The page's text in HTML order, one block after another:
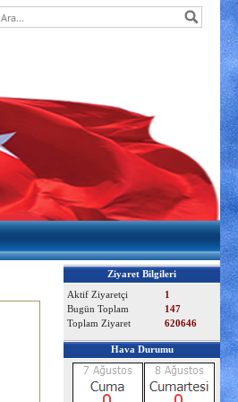
Ziyaret Bilgileri
Aktif Ziyaretçi
1
Bugün Toplam
147
Toplam Ziyaret
620646
Hava Durumu